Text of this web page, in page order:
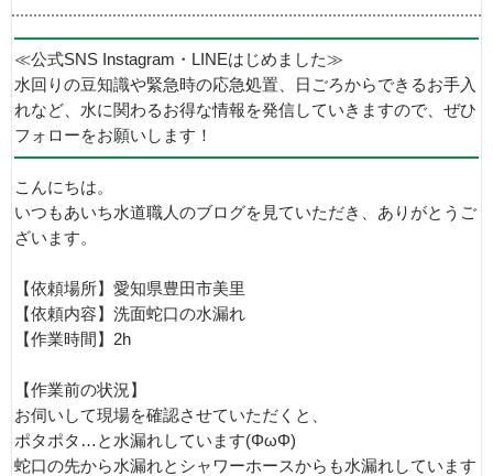
≪公式SNS Instagram・LINEはじめました≫
水回りの豆知識や緊急時の応急処置、日ごろからできるお手入
れなど、水に関わるお得な情報を発信していきますので、ぜひ
フォローをお願いします！
こんにちは。
いつもあいち水道職人のブログを見ていただき、ありがとうご
ざいます。
【依頼場所】愛知県豊田市美里
【依頼内容】洗面蛇口の水漏れ
【作業時間】2h
【作業前の状況】
お伺いして現場を確認させていただくと、
ポタポタ…と水漏れしています(ΦωΦ)
蛇口の先から水漏れとシャワーホースからも水漏れしています